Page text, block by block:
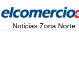
Noticias Zona Norte